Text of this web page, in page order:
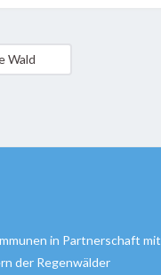
Wald
in Partnerschaft mit
der Regenwälder